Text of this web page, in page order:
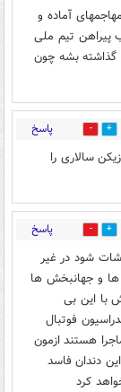
آماده و
پیراهن تیم ملی
گذاشته بشه چون
10 پاسخ
سالاری را
2 پاسخ
شود در غیر
ها و جهانبخش ها
با این بی
فوتبال
هستند ازمون
دندان فاسد
کرد